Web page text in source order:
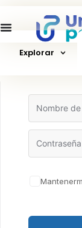
Explorar
Hola,